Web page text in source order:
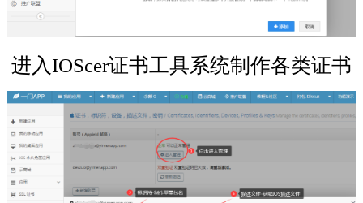
进入IOScer证书工具系统制作各类证书